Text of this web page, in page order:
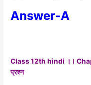
Answer-A
Class 12th hindi ।।
प्रश्न